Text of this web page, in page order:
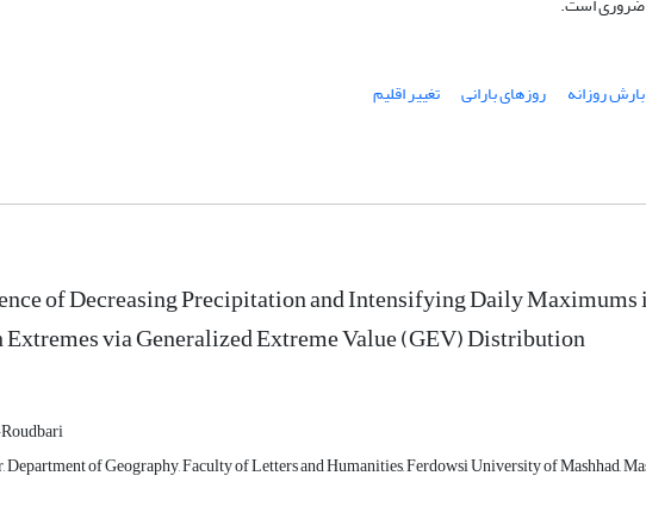
روزانه روزهای بارانی
تغییر اقلیم
of Decreasing Precipitation and Intensifying Daily
via Generalized Extreme Value (GEV) Distribution
Department of Geography, Faculty of Letters and Humanities, Ferdowsi University of Mashhad,